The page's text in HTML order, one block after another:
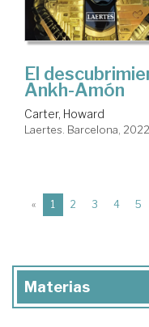
El
Ankh-Amón
Carter, Howard
Laertes. Barcelona, 2022
« 1 (current)
2 3 4 5
Materias